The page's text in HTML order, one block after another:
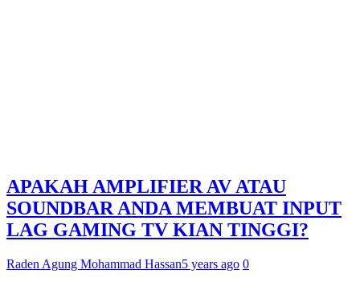
APAKAH AMPLIFIER AV ATAU
SOUNDBAR ANDA MEMBUAT INPUT
LAG GAMING TV KIAN TINGGI?
Raden Agung Mohammad Hassan5 years ago 0